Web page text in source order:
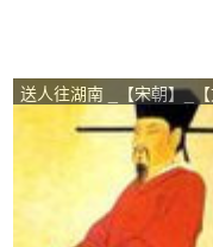
送人往湖南 _【宋朝】_
祥】